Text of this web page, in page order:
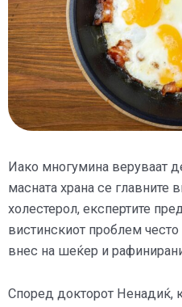
Иако многумина веруваат
масната храна се главните
холестерол, експертите
вистинскиот проблем
внес на шеќер и рафинирани
Според докторот Ненадиќ,